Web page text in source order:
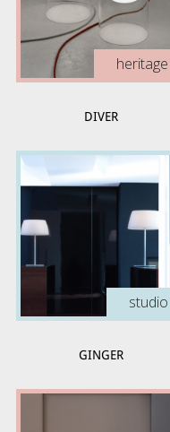
heritage
DIVER
studio
GINGER